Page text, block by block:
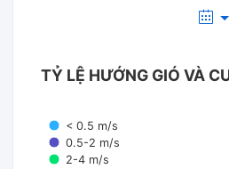
TỶ LỆ HƯỚNG GIÓ VÀ
< 0.5 m/s
0.5-2 m/s
2-4 m/s